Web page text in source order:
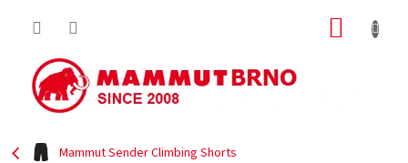
Mammut Sender Climbing Shorts